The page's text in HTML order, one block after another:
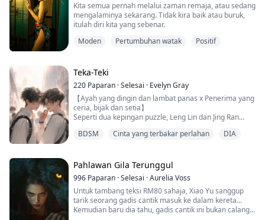
Kita semua pernah melalui zaman remaja, atau sedang
mengalaminya sekarang. Tidak kira baik atau buruk,
itulah diri kita yang sebenar.
Moden
Pertumbuhan watak Positif
Teka-Teki
220 Paparan ·Selesai · Evelyn Gray
【Ayah yang dingin dan lambat panas x Penerima yang
ceria, bijak dan setia】
Seperti dua kepingan puzzle, Leng Lin dan Jing Ran
menghangatkan dan menyelamatkan.
keselamatanku.
Jing Ran: Aku mencintainya, tetapi hanya diizinkan
untuk berlutut dan memanggilnya tuan.
Le...
BDSM Cinta yang terbakar perlahan DIA
Pahlawan Gila Terunggul
996 Paparan ·Selesai ·Aurelia Voss
Untuk tambang teksi RM80 sahaja, Xiao Yu sanggup
tarik seorang gadis cantik masuk ke dalam kereta...
Kemudian baru dia tahu, gadis cantik ini bukan calang-